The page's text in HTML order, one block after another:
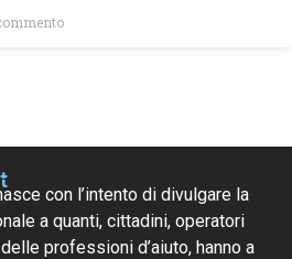
con l’intento di divulgare la
a quanti, cittadini, operatori
professioni d’aiuto, hanno a